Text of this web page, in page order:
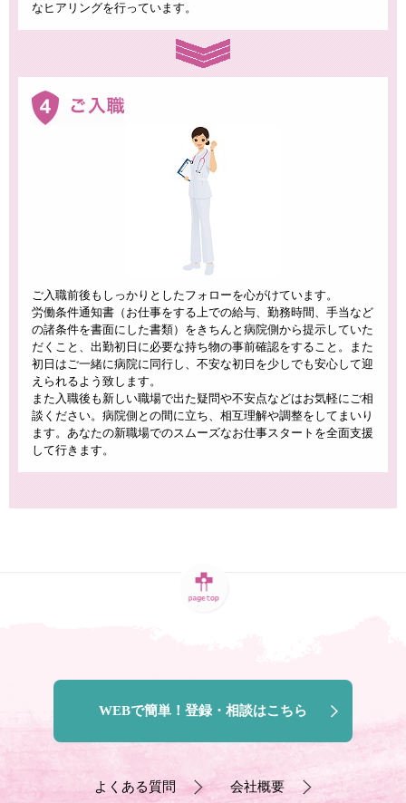
なヒアリングを行っています。
ご入職前後もしっかりとしたフォローを心がけています。
労働条件通知書（お仕事をする上での給与、勤務時間、手当など
の諸条件を書面にした書類）をきちんと病院側から提示していた
だくこと、出勤初日に必要な持ち物の事前確認をすること。また
初日はご一緒に病院に同行し、不安な初日を少しでも安心して迎
えられるよう致します。
また入職後も新しい職場で出た疑問や不安点などはお気軽にご相
談ください。病院側との間に立ち、相互理解や調整をしてまいり
ます。あなたの新職場でのスムーズなお仕事スタートを全面支援
して行きます。
WEBで簡単！登録・相談はこちら
よくある質問 会社概要